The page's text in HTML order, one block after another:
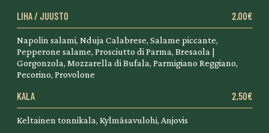
LIHA / JUUSTO 2,00€
Napolin salami, Nduja Calabrese, Salame piccante,
Pepperone salame, Prosciutto di Parma, Bresaola |
Gorgonzola, Mozzarella di Bufala, Parmigiano Reggiano,
Pecorino, Provolone
KALA 2,50€
Keltainen tonnikala, Kylmäsavulohi, Anjovis